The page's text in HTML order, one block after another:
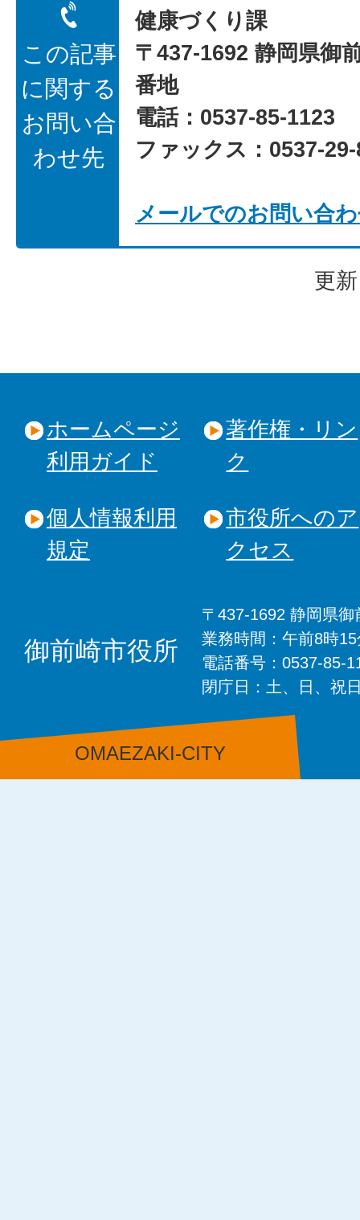
この記事
に関する
お問い合
わせ先
健康づくり課
〒437-1692 静岡県御
番地
電話：0537-85-1123
ファックス：0537-
メールでのお問い合
更
ホームページ
利用ガイド
著作権・リン
ク
個人情報利用
規定
市役所へのア
クセス
御前崎市役所
〒437-1692 静岡県
業務時間：午前8時
電話番号：0537-85-
閉庁日：土、日、祝
OMAEZAKI-CITY